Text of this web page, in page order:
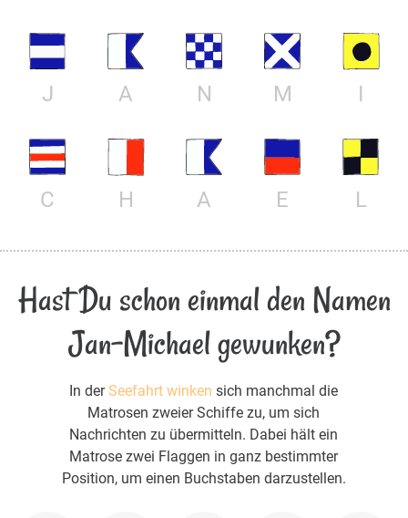
J A N M I
C H A E L
Hast Du schon einmal den Namen
Jan-Michael gewunken?
In derSeefahrt winken sich manchmal die
Matrosen zweier Schiffe zu, um sich
Nachrichten zu übermitteln. Dabei hält ein
Matrose zwei Flaggen in ganz bestimmter
Position, um einen Buchstaben darzustellen.